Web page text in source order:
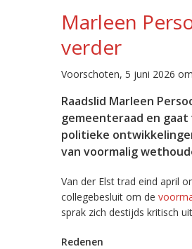
Marleen
verder
Voorschoten, 5 juni 2026
Raadslid Marleen
gemeenteraad en
politieke
van voormalig
Van der Elst trad eind april
collegebesluit om de
sprak zich destijds kritisch
Redenen